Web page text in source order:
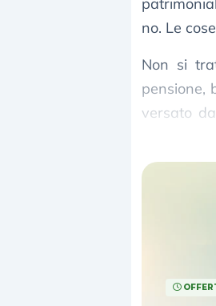
no. Le
Non si
pensione,
versato